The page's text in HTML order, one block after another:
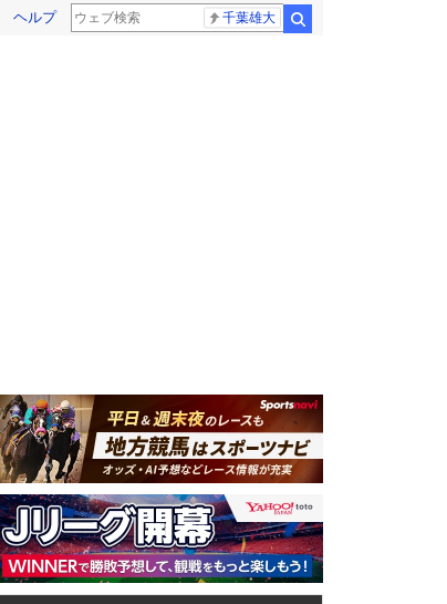
ヘルプ 千葉雄大